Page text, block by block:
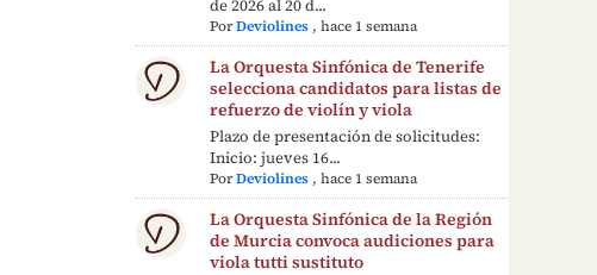
de 2026 al 20 d...
PorDeviolines ,hace 1 semana
La Orquesta Sinfónica de Tenerife
selecciona candidatos para listas de
refuerzo de violín y viola
Plazo de presentación de solicitudes:
Inicio: jueves 16...
PorDeviolines ,hace 1 semana
La Orquesta Sinfónica de la Región
de Murcia convoca audiciones para
viola tutti sustituto